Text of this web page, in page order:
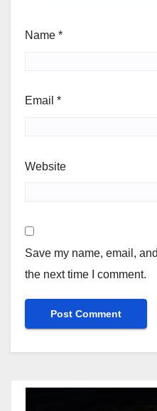
Name *
Email *
Website
Save my name, email,
the next time I comment.